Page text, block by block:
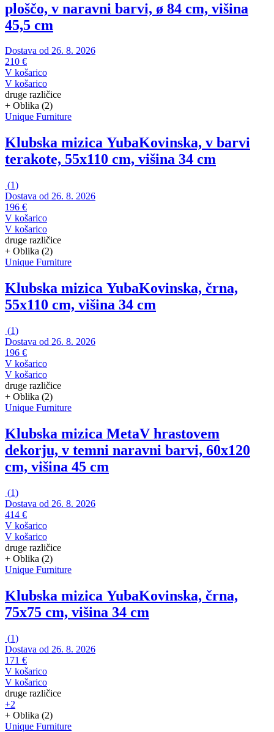
ploščo, v naravni barvi, ø 84 cm, višina
45,5 cm
Dostava od 26. 8. 2026
210 €
V košarico
V košarico
druge različice
+ Oblika (2)
Unique Furniture
Klubska mizica YubaKovinska, v barvi
terakote, 55x110 cm, višina 34 cm
(1)
Dostava od 26. 8. 2026
196 €
V košarico
V košarico
druge različice
+ Oblika (2)
Unique Furniture
Klubska mizica YubaKovinska, črna,
55x110 cm, višina 34 cm
(1)
Dostava od 26. 8. 2026
196 €
V košarico
V košarico
druge različice
+ Oblika (2)
Unique Furniture
Klubska mizica MetaV hrastovem
dekorju, v temni naravni barvi, 60x120
cm, višina 45 cm
(1)
Dostava od 26. 8. 2026
414 €
V košarico
V košarico
druge različice
+ Oblika (2)
Unique Furniture
Klubska mizica YubaKovinska, črna,
75x75 cm, višina 34 cm
(1)
Dostava od 26. 8. 2026
171 €
V košarico
V košarico
druge različice
+2
+ Oblika (2)
Unique Furniture